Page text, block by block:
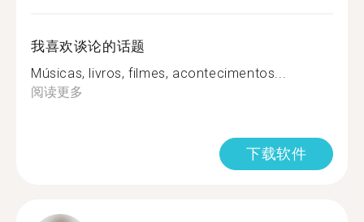
我喜欢谈论的话题
Músicas, livros, filmes, acontecimentos...
阅读更多
下载软件